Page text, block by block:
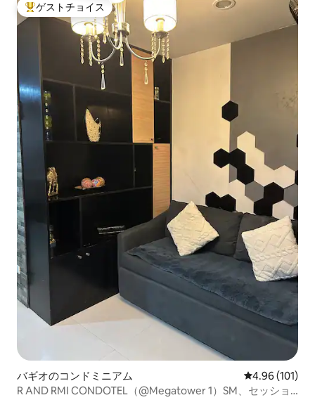
大好評のゲストチョイスです。
ゲストチョイス
バギオのコンドミニアム レビュー101
4.96 (101)
R AND RMI CONDOTEL（@Megatower 1）SM、セッショ